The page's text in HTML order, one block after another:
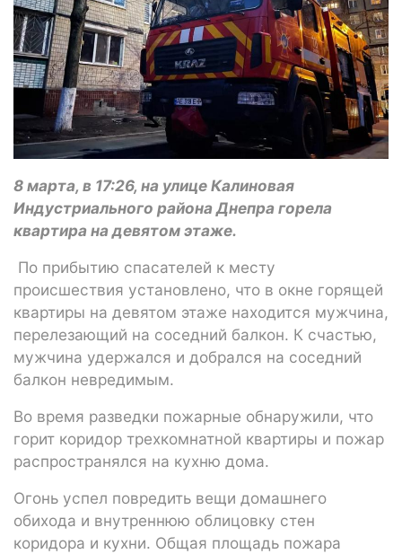
8 марта, в 17:26, на улице Калиновая
Индустриального района Днепра горела
квартира на девятом этаже.
По прибытию спасателей к месту
происшествия установлено, что в окне горящей
квартиры на девятом этаже находится мужчина,
перелезающий на соседний балкон. К счастью,
мужчина удержался и добрался на соседний
балкон невредимым.
Во время разведки пожарные обнаружили, что
горит коридор трехкомнатной квартиры и пожар
распространялся на кухню дома.
Огонь успел повредить вещи домашнего
обихода и внутреннюю облицовку стен
коридора и кухни. Общая площадь пожара